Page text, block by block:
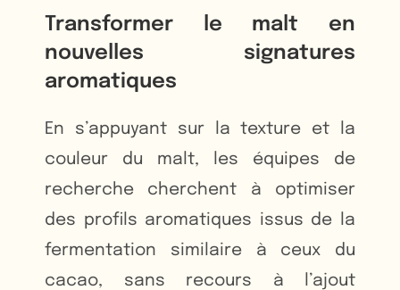
Transformer le malt en
nouvelles signatures
aromatiques
En s’appuyant sur la texture et la
couleur du malt, les équipes de
recherche cherchent à optimiser
des profils aromatiques issus de la
fermentation similaire à ceux du
cacao, sans recours à l’ajout